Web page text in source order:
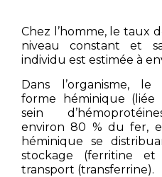
Chez l’homme, le taux
niveau constant et
individu est estimée à
Dans l’organisme,
forme héminique
sein
environ 80 % du fer,
héminique se
stockage (ferritine
transport (transferrine).